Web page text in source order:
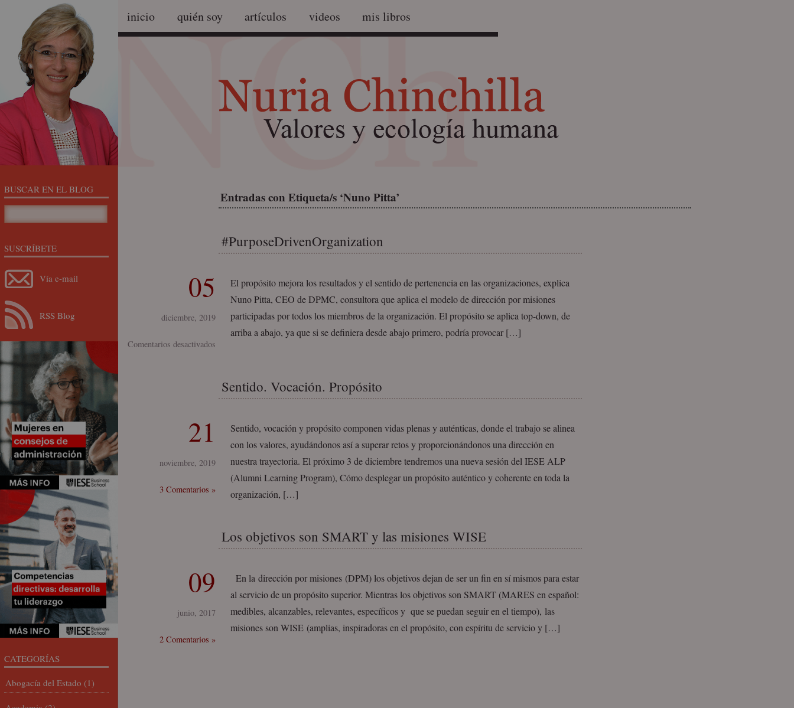
inicio quién soy artículos videos mis libros
Entradas con Etiqueta/s ‘Nuno Pitta’
#PurposeDrivenOrganization
05
diciembre, 2019
Comentarios desactivados
El propósito mejora los resultados y el sentido de pertenencia en las organizaciones, explica
Nuno Pitta, CEO de DPMC, consultora que aplica el modelo de dirección por misiones
participadas por todos los miembros de la organización. El propósito se aplica top-down, de
arriba a abajo, ya que si se definiera desde abajo primero, podría provocar […]
Sentido. Vocación. Propósito
21
noviembre, 2019
3 Comentarios »
Sentido, vocación y propósito componen vidas plenas y auténticas, donde el trabajo se alinea
con los valores, ayudándonos así a superar retos y proporcionándonos una dirección en
nuestra trayectoria. El próximo 3 de diciembre tendremos una nueva sesión del IESE ALP
(Alumni Learning Program), Cómo desplegar un propósito auténtico y coherente en toda la
organización, […]
Los objetivos son SMART y las misiones WISE
09
junio, 2017
2 Comentarios »
En la dirección por misiones (DPM) los objetivos dejan de ser un fin en sí mismos para estar
al servicio de un propósito superior. Mientras los objetivos son SMART (MARES en español:
medibles, alcanzables, relevantes, específicos y que se puedan seguir en el tiempo), las
misiones son WISE (amplias, inspiradoras en el propósito, con espíritu de servicio y […]
BUSCAR EN EL BLOG
SUSCRÍBETE
Vía e-mail
RSS Blog
CATEGORÍAS
Abogacía del Estado (1)